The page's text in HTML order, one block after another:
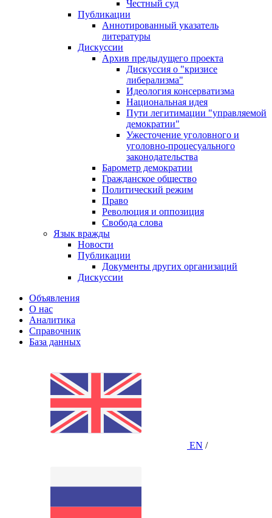
Честный суд
Публикации
Аннотированный указатель
литературы
Дискуссии
Архив предыдущего проекта
Дискуссия о "кризисе
либерализма"
Идеология консерватизма
Национальная идея
Пути легитимации "управляемой
демократии"
Ужесточение уголовного и
уголовно-процесуального
законодательства
Барометр демократии
Гражданское общество
Политический режим
Право
Революция и оппозиция
Свобода слова
Язык вражды
Новости
Публикации
Документы других организаций
Дискуссии
Объявления
О нас
Аналитика
Справочник
База данных
EN /